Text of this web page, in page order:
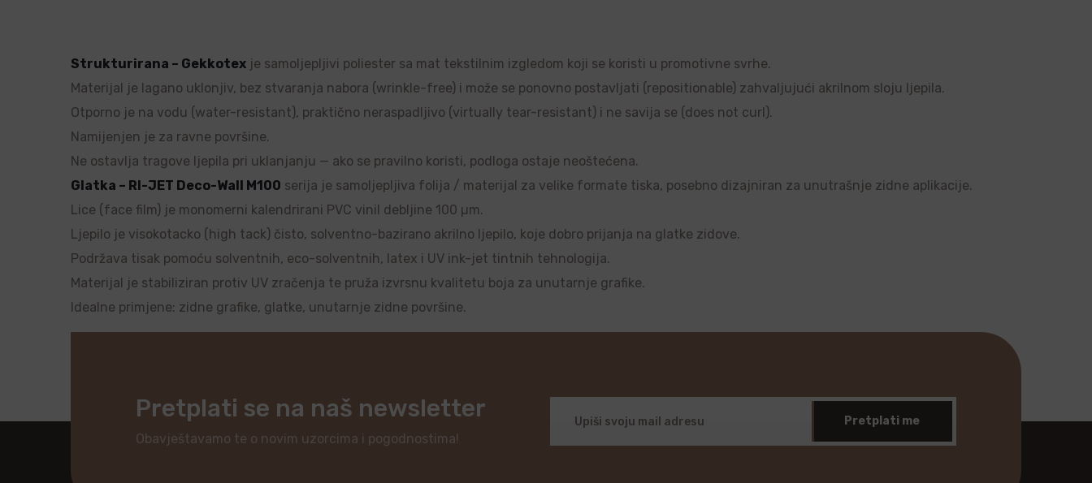
Strukturirana – Gekkotex je samoljepljivi poliester sa mat tekstilnim izgledom koji se koristi u promotivne svrhe.
Materijal je lagano uklonjiv, bez stvaranja nabora (wrinkle-free) i može se ponovno postavljati (repositionable) zahvaljujući akrilnom sloju ljepila.
Otporno je na vodu (water-resistant), praktično neraspadljivo (virtually tear-resistant) i ne savija se (does not curl).
Namijenjen je za ravne površine.
Ne ostavlja tragove ljepila pri uklanjanju — ako se pravilno koristi, podloga ostaje neoštećena.
Glatka – RI-JET Deco-Wall M100 serija je samoljepljiva folija / materijal za velike formate tiska, posebno dizajniran za unutrašnje zidne aplikacije.
Lice (face film) je monomerni kalendrirani PVC vinil debljine 100 µm.
Ljepilo je visokotacko (high tack) čisto, solventno-bazirano akrilno ljepilo, koje dobro prijanja na glatke zidove.
Podržava tisak pomoću solventnih, eco-solventnih, latex i UV ink-jet tintnih tehnologija.
Materijal je stabiliziran protiv UV zračenja te pruža izvrsnu kvalitetu boja za unutarnje grafike.
Idealne primjene: zidne grafike, glatke, unutarnje zidne površine.
Pretplati se na naš newsletter
Obavještavamo te o novim uzorcima i pogodnostima!
Pretplati me